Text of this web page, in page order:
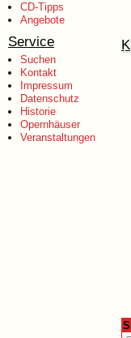
CD-Tipps
Angebote
Service
Suchen
Kontakt
Impressum
Datenschutz
Historie
Opernhäuser
Veranstaltungen